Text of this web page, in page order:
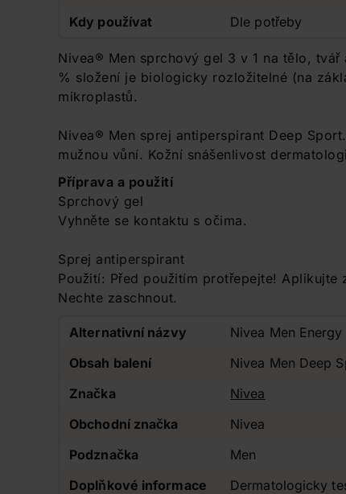
Kdy používat
Dle potřeby
Nivea® Men sprchový gel 3 v 1 na tělo,
% složení je biologicky rozložitelné (na
mikroplastů.
Nivea® Men sprej antiperspirant Deep
mužnou vůní. Kožní snášenlivost
Příprava a použití
Sprchový gel
Vyhněte se kontaktu s očima.
Sprej antiperspirant
Použití: Před použitím protřepejte!
Nechte zaschnout.
Alternativní názvy
Nivea Men
Obsah balení
Nivea Men Deep
Značka
Nivea
Obchodní značka
Nivea
Podznačka
Men
Doplňkové informace
Dermatologicky